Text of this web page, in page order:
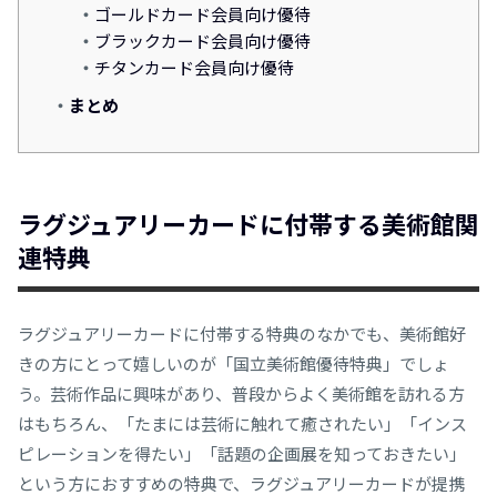
ゴールドカード会員向け優待
ブラックカード会員向け優待
チタンカード会員向け優待
まとめ
ラグジュアリーカードに付帯する美術館関
連特典
ラグジュアリーカードに付帯する特典のなかでも、美術館好
きの方にとって嬉しいのが「国立美術館優待特典」でしょ
う。芸術作品に興味があり、普段からよく美術館を訪れる方
はもちろん、「たまには芸術に触れて癒されたい」「インス
ピレーションを得たい」「話題の企画展を知っておきたい」
という方におすすめの特典で、ラグジュアリーカードが提携